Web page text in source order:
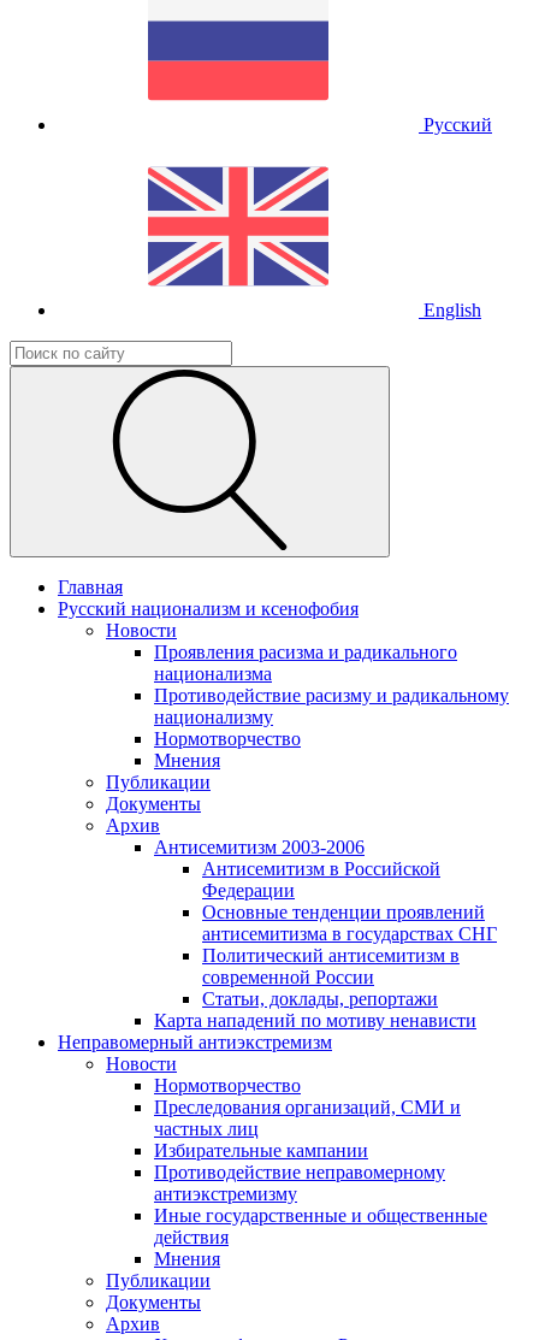
Русский
English
Главная
Русский национализм и ксенофобия
Новости
Проявления расизма и радикального
национализма
Противодействие расизму и радикальному
национализму
Нормотворчество
Мнения
Публикации
Документы
Архив
Антисемитизм 2003-2006
Антисемитизм в Российской
Федерации
Основные тенденции проявлений
антисемитизма в государствах СНГ
Политический антисемитизм в
современной России
Статьи, доклады, репортажи
Карта нападений по мотиву ненависти
Неправомерный антиэкстремизм
Новости
Нормотворчество
Преследования организаций, СМИ и
частных лиц
Избирательные кампании
Противодействие неправомерному
антиэкстремизму
Иные государственные и общественные
действия
Мнения
Публикации
Документы
Архив